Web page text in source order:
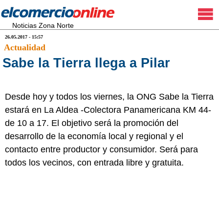
Noticias Zona Norte
26.05.2017 - 15:57
Actualidad
Sabe la Tierra llega a Pilar
Desde hoy y todos los viernes, la ONG Sabe la Tierra
estará en La Aldea -Colectora Panamericana KM 44-
de 10 a 17. El objetivo será la promoción del
desarrollo de la economía local y regional y el
contacto entre productor y consumidor. Será para
todos los vecinos, con entrada libre y gratuita.